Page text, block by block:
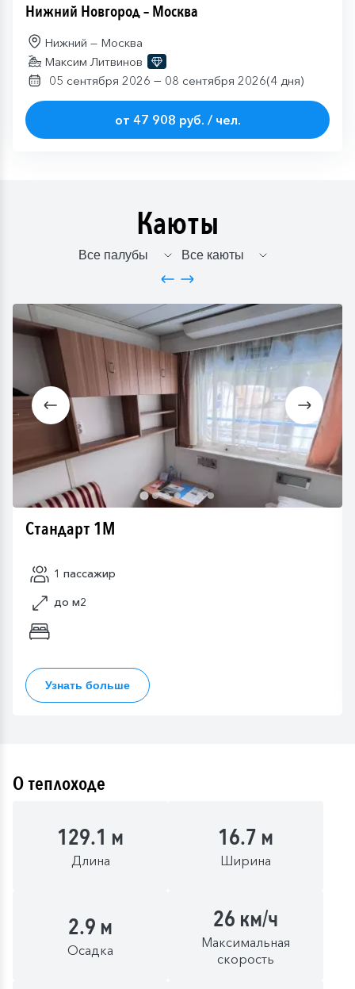
Нижний Новгород – Москва
Нижний — Москва
Максим Литвинов
05 сентября 2026 — 08 сентября 2026(4 дня)
от 47 908 руб. / чел.
Каюты
Стандарт 1M
1 пассажир
до м2
Узнать больше
О теплоходе
129.1 м
Длина
16.7 м
Ширина
2.9 м
Осадка
26 км/ч
Максимальная
скорость